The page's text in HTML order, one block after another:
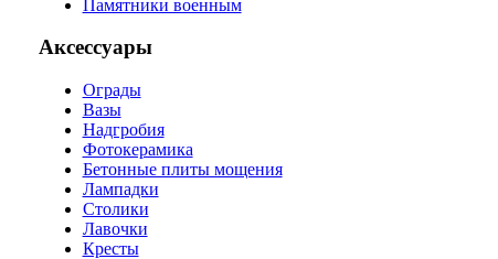
Памятники военным
Аксессуары
Ограды
Вазы
Надгробия
Фотокерамика
Бетонные плиты мощения
Лампадки
Столики
Лавочки
Кресты